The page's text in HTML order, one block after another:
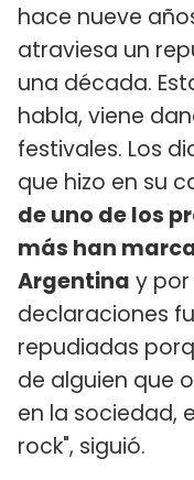
hace nueve
atraviesa un
una década.
habla, viene
festivales. Los
que hizo en su
de uno de los
más han
Argentina y
declaraciones
repudiadas
de alguien que
en la sociedad,
rock", siguió.